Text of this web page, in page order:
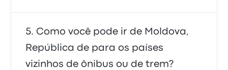
Como você pode ir de Moldova,
República de para os países
vizinhos de ônibus ou de trem?